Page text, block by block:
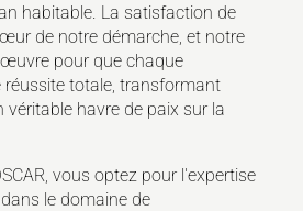
habitable. La satisfaction de
de notre démarche, et notre
pour que chaque
totale, transformant
véritable havre de paix sur la
vous optez pour l'expertise
le domaine de